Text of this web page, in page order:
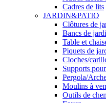
Cadres de lits
JARDIN&PATIO
Clôtures de
Bancs de
Table et
Piquets de
Cloches/
Supports
Pergola/
Moulins à
Outils de